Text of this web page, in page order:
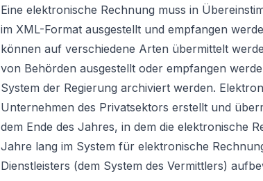
Eine elektronische Rechnung muss in
im XML-Format ausgestellt und empfangen
können auf verschiedene Arten übermittelt
von Behörden ausgestellt oder empfangen
System der Regierung archiviert werden.
Unternehmen des Privatsektors erstellt und
dem Ende des Jahres, in dem die elektronische
Jahre lang im System für elektronische
Dienstleisters (dem System des Vermittlers)